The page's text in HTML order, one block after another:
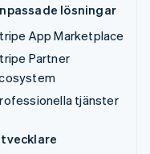
lösningar
App Marketplace
Partner
tjänster